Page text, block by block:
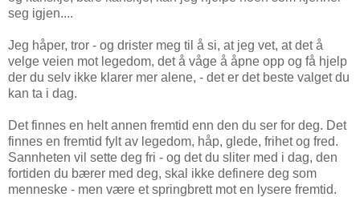
seg igjen....
Jeg håper, tror - og drister meg til å si, at jeg vet, at det å
velge veien mot legedom, det å våge å åpne opp og få hjelp
der du selv ikke klarer mer alene, - det er det beste valget du
kan ta i dag.
Det finnes en helt annen fremtid enn den du ser for deg. Det
finnes en fremtid fylt av legedom, håp, glede, frihet og fred.
Sannheten vil sette deg fri - og det du sliter med i dag, den
fortiden du bærer med deg, skal ikke definere deg som
menneske - men være et springbrett mot en lysere fremtid.